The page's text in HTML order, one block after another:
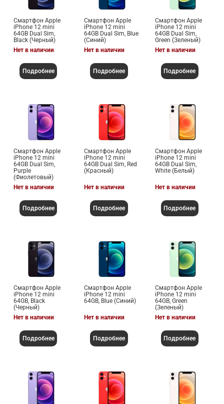
Смартфон Apple
iPhone 12 mini
64GB Dual Sim,
Black (Черный)
Нет в наличии
Подробнее
Смартфон Apple
iPhone 12 mini
64GB Dual Sim, Blue
(Синий)
Нет в наличии
Подробнее
Смартфон Apple
iPhone 12 mini
64GB Dual Sim,
Green (Зеленый)
Нет в наличии
Подробнее
Смартфон Apple
iPhone 12 mini
64GB Dual Sim,
Purple
(Фиолетовый)
Нет в наличии
Подробнее
Смартфон Apple
iPhone 12 mini
64GB Dual Sim, Red
(Красный)
Нет в наличии
Подробнее
Смартфон Apple
iPhone 12 mini
64GB Dual Sim,
White (Белый)
Нет в наличии
Подробнее
Смартфон Apple
iPhone 12 mini
64GB, Black
(Черный)
Нет в наличии
Подробнее
Смартфон Apple
iPhone 12 mini
64GB, Blue (Синий)
Нет в наличии
Подробнее
Смартфон Apple
iPhone 12 mini
64GB, Green
(Зеленый)
Нет в наличии
Подробнее